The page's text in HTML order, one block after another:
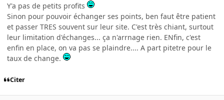
Y'a pas de petits profits
Sinon pour pouvoir échanger ses points, ben faut être patient
et passer TRES souvent sur leur site. C'est très chiant, surtout
leur limitation d'échanges... ça n'arrnage rien. ENfin, c'est
enfin en place, on va pas se plaindre.... A part pitetre pour le
taux de change.
Citer